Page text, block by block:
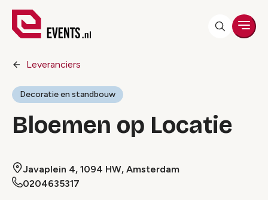
Leveranciers
Decoratie en standbouw
Bloemen op Locatie
Javaplein 4, 1094 HW, Amsterdam
0204635317